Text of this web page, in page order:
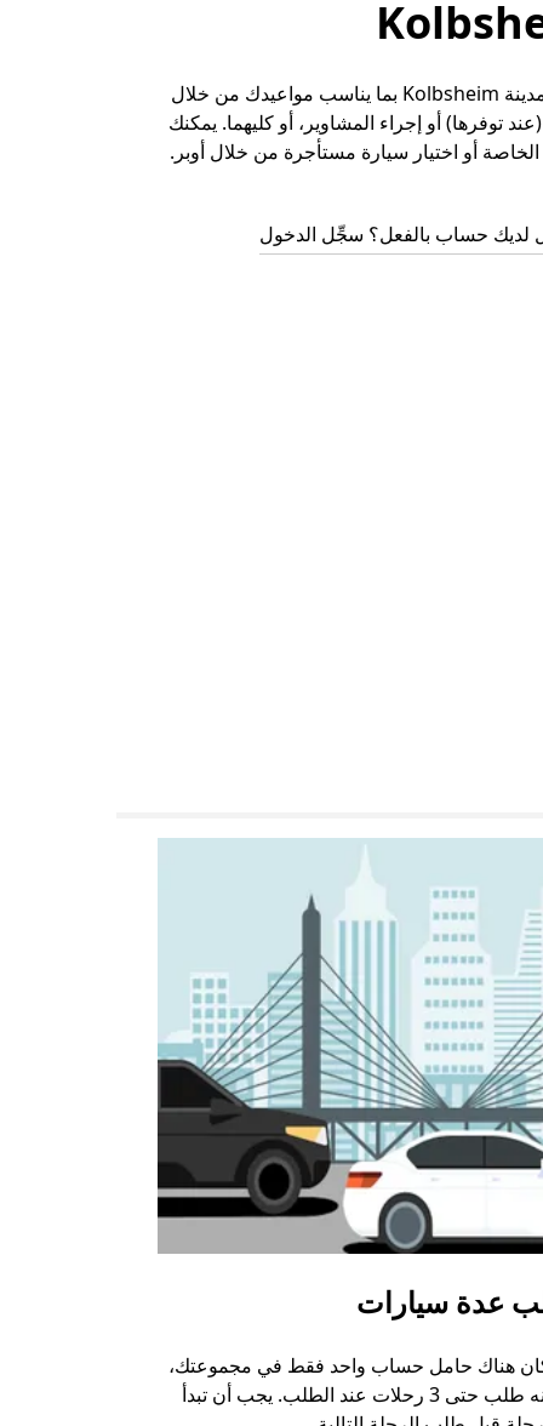
حقِّق الأرباح في مدينة Kolbsheim بما يناسب مواعيدك من خلال
توفرها) أو إجراء المشاوير، أو كليهما. يمكنك
أو اختيار سيارة مستأجرة من خلال أوبر.
لديك حساب بالفعل؟ سجِّل الدخول
عدة سيارات
كان هناك حامل حساب واحد فقط في مجموعتك،
يمكنه طلب حتى 3 رحلات عند الطلب. يجب أن تبدأ